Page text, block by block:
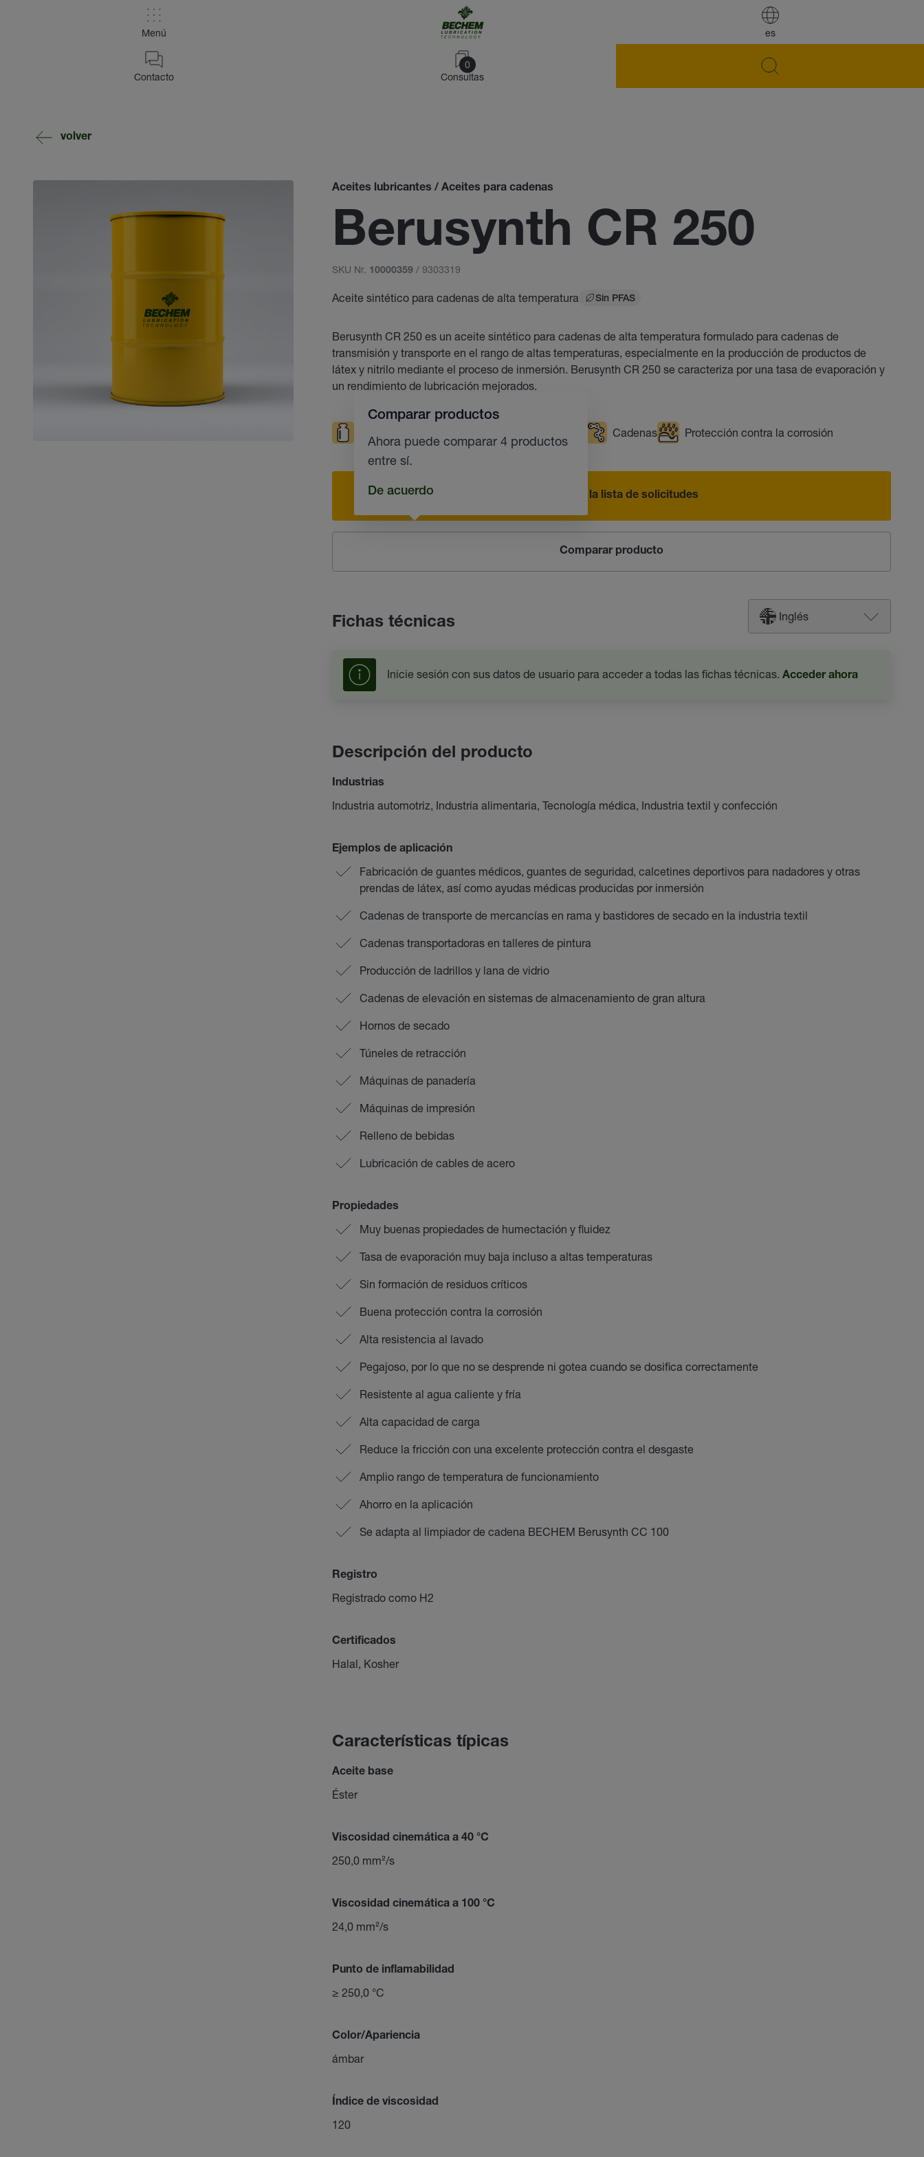
es
Menú
0
Consultas
Contacto
volver
Aceites lubricantes / Aceites para cadenas
Berusynth CR 250
SKU Nr. 10000359 / 9303319
Aceite sintético para cadenas de alta temperatura Sin PFAS
Berusynth CR 250 es un aceite sintético para cadenas de alta temperatura formulado para cadenas de
transmisión y transporte en el rango de altas temperaturas, especialmente en la producción de productos de
látex y nitrilo mediante el proceso de inmersión. Berusynth CR 250 se caracteriza por una tasa de evaporación y
un rendimiento de lubricación mejorados.
Cadenas Protección contra la corrosión
Añadir a la lista de solicitudes
Comparar producto
Comparar productos
Ahora puede comparar 4 productos
entre sí.
De acuerdo
Fichas técnicas Inglés
Inicie sesión con sus datos de usuario para acceder a todas las fichas técnicas. Acceder ahora
Descripción del producto
Industrias
Industria automotriz, Industria alimentaria, Tecnología médica, Industria textil y confección
Ejemplos de aplicación
Fabricación de guantes médicos, guantes de seguridad, calcetines deportivos para nadadores y otras
prendas de látex, así como ayudas médicas producidas por inmersión
Cadenas de transporte de mercancías en rama y bastidores de secado en la industria textil
Cadenas transportadoras en talleres de pintura
Producción de ladrillos y lana de vidrio
Cadenas de elevación en sistemas de almacenamiento de gran altura
Hornos de secado
Túneles de retracción
Máquinas de panadería
Máquinas de impresión
Relleno de bebidas
Lubricación de cables de acero
Propiedades
Muy buenas propiedades de humectación y fluidez
Tasa de evaporación muy baja incluso a altas temperaturas
Sin formación de residuos críticos
Buena protección contra la corrosión
Alta resistencia al lavado
Pegajoso, por lo que no se desprende ni gotea cuando se dosifica correctamente
Resistente al agua caliente y fría
Alta capacidad de carga
Reduce la fricción con una excelente protección contra el desgaste
Amplio rango de temperatura de funcionamiento
Ahorro en la aplicación
Se adapta al limpiador de cadena BECHEM Berusynth CC 100
Registro
Registrado como H2
Certificados
Halal, Kosher
Características típicas
Aceite base
Éster
Viscosidad cinemática a 40 °C
250,0 mm²/s
Viscosidad cinemática a 100 °C
24,0 mm²/s
Punto de inflamabilidad
≥ 250,0 °C
Color/Apariencia
ámbar
Índice de viscosidad
120